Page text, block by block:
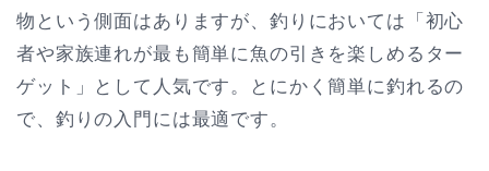
物という側面はありますが、釣りにおいては「初心
者や家族連れが最も簡単に魚の引きを楽しめるター
ゲット」として人気です。とにかく簡単に釣れるの
で、釣りの入門には最適です。